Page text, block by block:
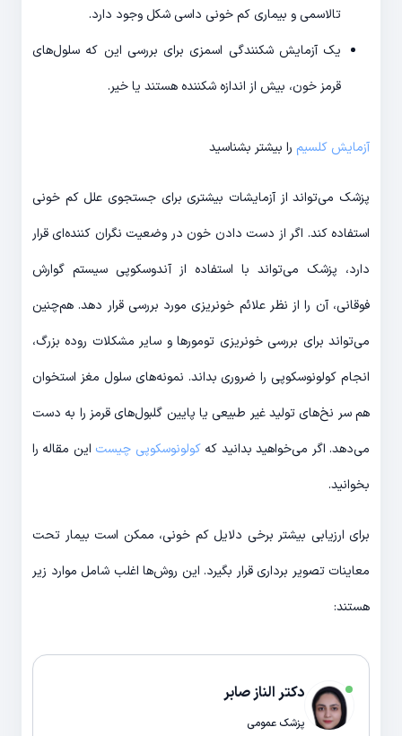
تالاسمی و بیماری کم خونی داسی شکل وجود دارد.
یک آزمایش شکنندگی اسمزی برای بررسی این که سلول‌های
قرمز خون، بیش از اندازه شکننده هستند یا خیر.
آزمایش کلسیم را بیشتر بشناسید
پزشک می‌تواند از آزمایشات بیشتری برای جستجوی علل کم خونی
استفاده کند. اگر از دست دادن خون در وضعیت نگران کننده‌ای قرار
دارد، پزشک می‌تواند با استفاده از آندوسکوپی سیستم گوارش
فوقانی، آن را از نظر علائم خونریزی مورد بررسی قرار دهد. هم‌چنین
می‌تواند برای بررسی خونریزی تومورها و سایر مشکلات روده بزرگ،
انجام کولونوسکوپی را ضروری بداند. نمونه‌های سلول مغز استخوان
هم سر نخ‌های تولید غیر طبیعی یا پایین گلبول‌های قرمز را به دست
می‌دهد. اگر می‌خواهید بدانید کهکولونوسکوپی چیست این مقاله را
بخوانید.
برای ارزیابی بیشتر برخی دلایل کم خونی، ممکن است بیمار تحت
معاینات تصویر برداری قرار بگیرد. این روش‌ها اغلب شامل موارد زیر
هستند:
دکتر الناز صابر
پزشک عمومی